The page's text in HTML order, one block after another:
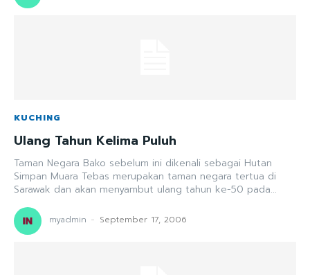
KUCHING
Ulang Tahun Kelima Puluh
Taman Negara Bako sebelum ini dikenali sebagai Hutan
Simpan Muara Tebas merupakan taman negara tertua di
Sarawak dan akan menyambut ulang tahun ke-50 pada...
myadmin - September 17, 2006